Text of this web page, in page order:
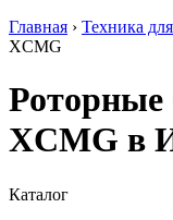
Главная › Техника
XCMG
Роторные
XCMG в
Каталог